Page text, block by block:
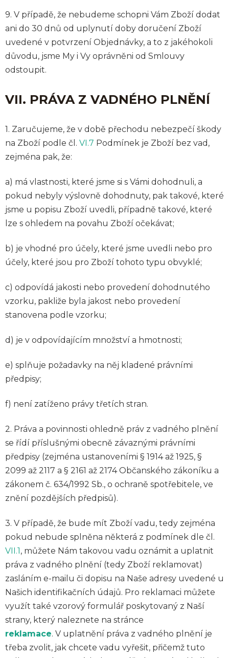
9. V případě, že nebudeme schopni Vám Zboží dodat
ani do 30 dnů od uplynutí doby doručení Zboží
uvedené v potvrzení Objednávky, a to z jakéhokoli
důvodu, jsme My i Vy oprávněni od Smlouvy
odstoupit.
VII. PRÁVA Z VADNÉHO PLNĚNÍ
1. Zaručujeme, že v době přechodu nebezpečí škody
na Zboží podle čl. VI.7 Podmínek je Zboží bez vad,
zejména pak, že:
a) má vlastnosti, které jsme si s Vámi dohodnuli, a
pokud nebyly výslovně dohodnuty, pak takové, které
jsme u popisu Zboží uvedli, případně takové, které
lze s ohledem na povahu Zboží očekávat;
b) je vhodné pro účely, které jsme uvedli nebo pro
účely, které jsou pro Zboží tohoto typu obvyklé;
c) odpovídá jakosti nebo provedení dohodnutého
vzorku, pakliže byla jakost nebo provedení
stanovena podle vzorku;
d) je v odpovídajícím množství a hmotnosti;
e) splňuje požadavky na něj kladené právními
předpisy;
f) není zatíženo právy třetích stran.
2. Práva a povinnosti ohledně práv z vadného plnění
se řídí příslušnými obecně závaznými právními
předpisy (zejména ustanoveními § 1914 až 1925, §
2099 až 2117 a § 2161 až 2174 Občanského zákoníku a
zákonem č. 634/1992 Sb., o ochraně spotřebitele, ve
znění pozdějších předpisů).
3. V případě, že bude mít Zboží vadu, tedy zejména
pokud nebude splněna některá z podmínek dle čl.
VII.1, můžete Nám takovou vadu oznámit a uplatnit
práva z vadného plnění (tedy Zboží reklamovat)
zasláním e-mailu či dopisu na Naše adresy uvedené u
Našich identifikačních údajů. Pro reklamaci můžete
využít také vzorový formulář poskytovaný z Naší
strany, který naleznete na stránce
reklamace. V uplatnění práva z vadného plnění je
třeba zvolit, jak chcete vadu vyřešit, přičemž tuto